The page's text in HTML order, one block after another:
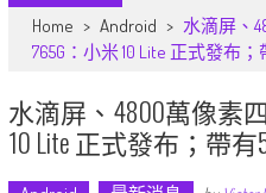
Home > Android > 水滴屏、
765G：小米 10 Lite 正式發布；
水滴屏、4800萬像素
10 Lite 正式發布；帶有